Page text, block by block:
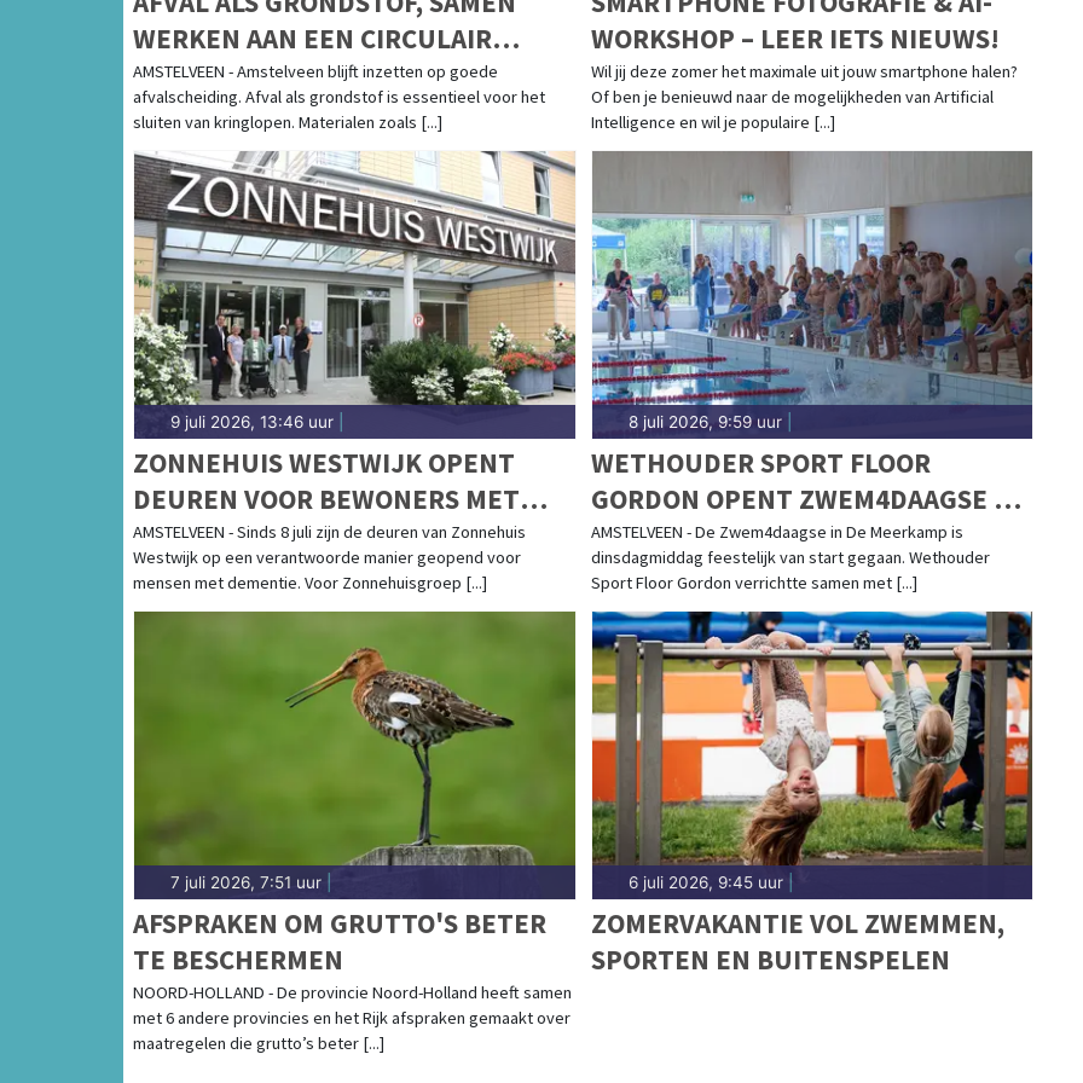
WERKEN AAN EEN CIRCULAIR
AMSTELVEEN
AMSTELVEEN - Amstelveen blijft inzetten op goede
afvalscheiding. Afval als grondstof is essentieel voor het
sluiten van kringlopen. Materialen zoals [...]
WORKSHOP – LEER IETS NIEUWS!
Wil jij deze zomer het maximale uit jouw smartphone halen?
Of ben je benieuwd naar de mogelijkheden van Artificial
Intelligence en wil je populaire [...]
9 juli 2026, 13:46 uur
ZONNEHUIS WESTWIJK OPENT
DEUREN VOOR BEWONERS MET
DEMENTIE
AMSTELVEEN - Sinds 8 juli zijn de deuren van Zonnehuis
Westwijk op een verantwoorde manier geopend voor
mensen met dementie. Voor Zonnehuisgroep [...]
8 juli 2026, 9:59 uur|
WETHOUDER SPORT FLOOR
GORDON OPENT ZWEM4DAAGSE EN
REIKT NATIONALE SPORTWEEK
PRIJZEN UIT
AMSTELVEEN - De Zwem4daagse in De Meerkamp is
dinsdagmiddag feestelijk van start gegaan. Wethouder
Sport Floor Gordon verrichtte samen met [...]
7 juli 2026, 7:51 uur
AFSPRAKEN OM GRUTTO'S BETER
TE BESCHERMEN
NOORD-HOLLAND - De provincie Noord-Holland heeft samen
met 6 andere provincies en het Rijk afspraken gemaakt over
maatregelen die grutto’s beter [...]
6 juli 2026, 9:45 uur|
ZOMERVAKANTIE VOL ZWEMMEN,
SPORTEN EN BUITENSPELEN